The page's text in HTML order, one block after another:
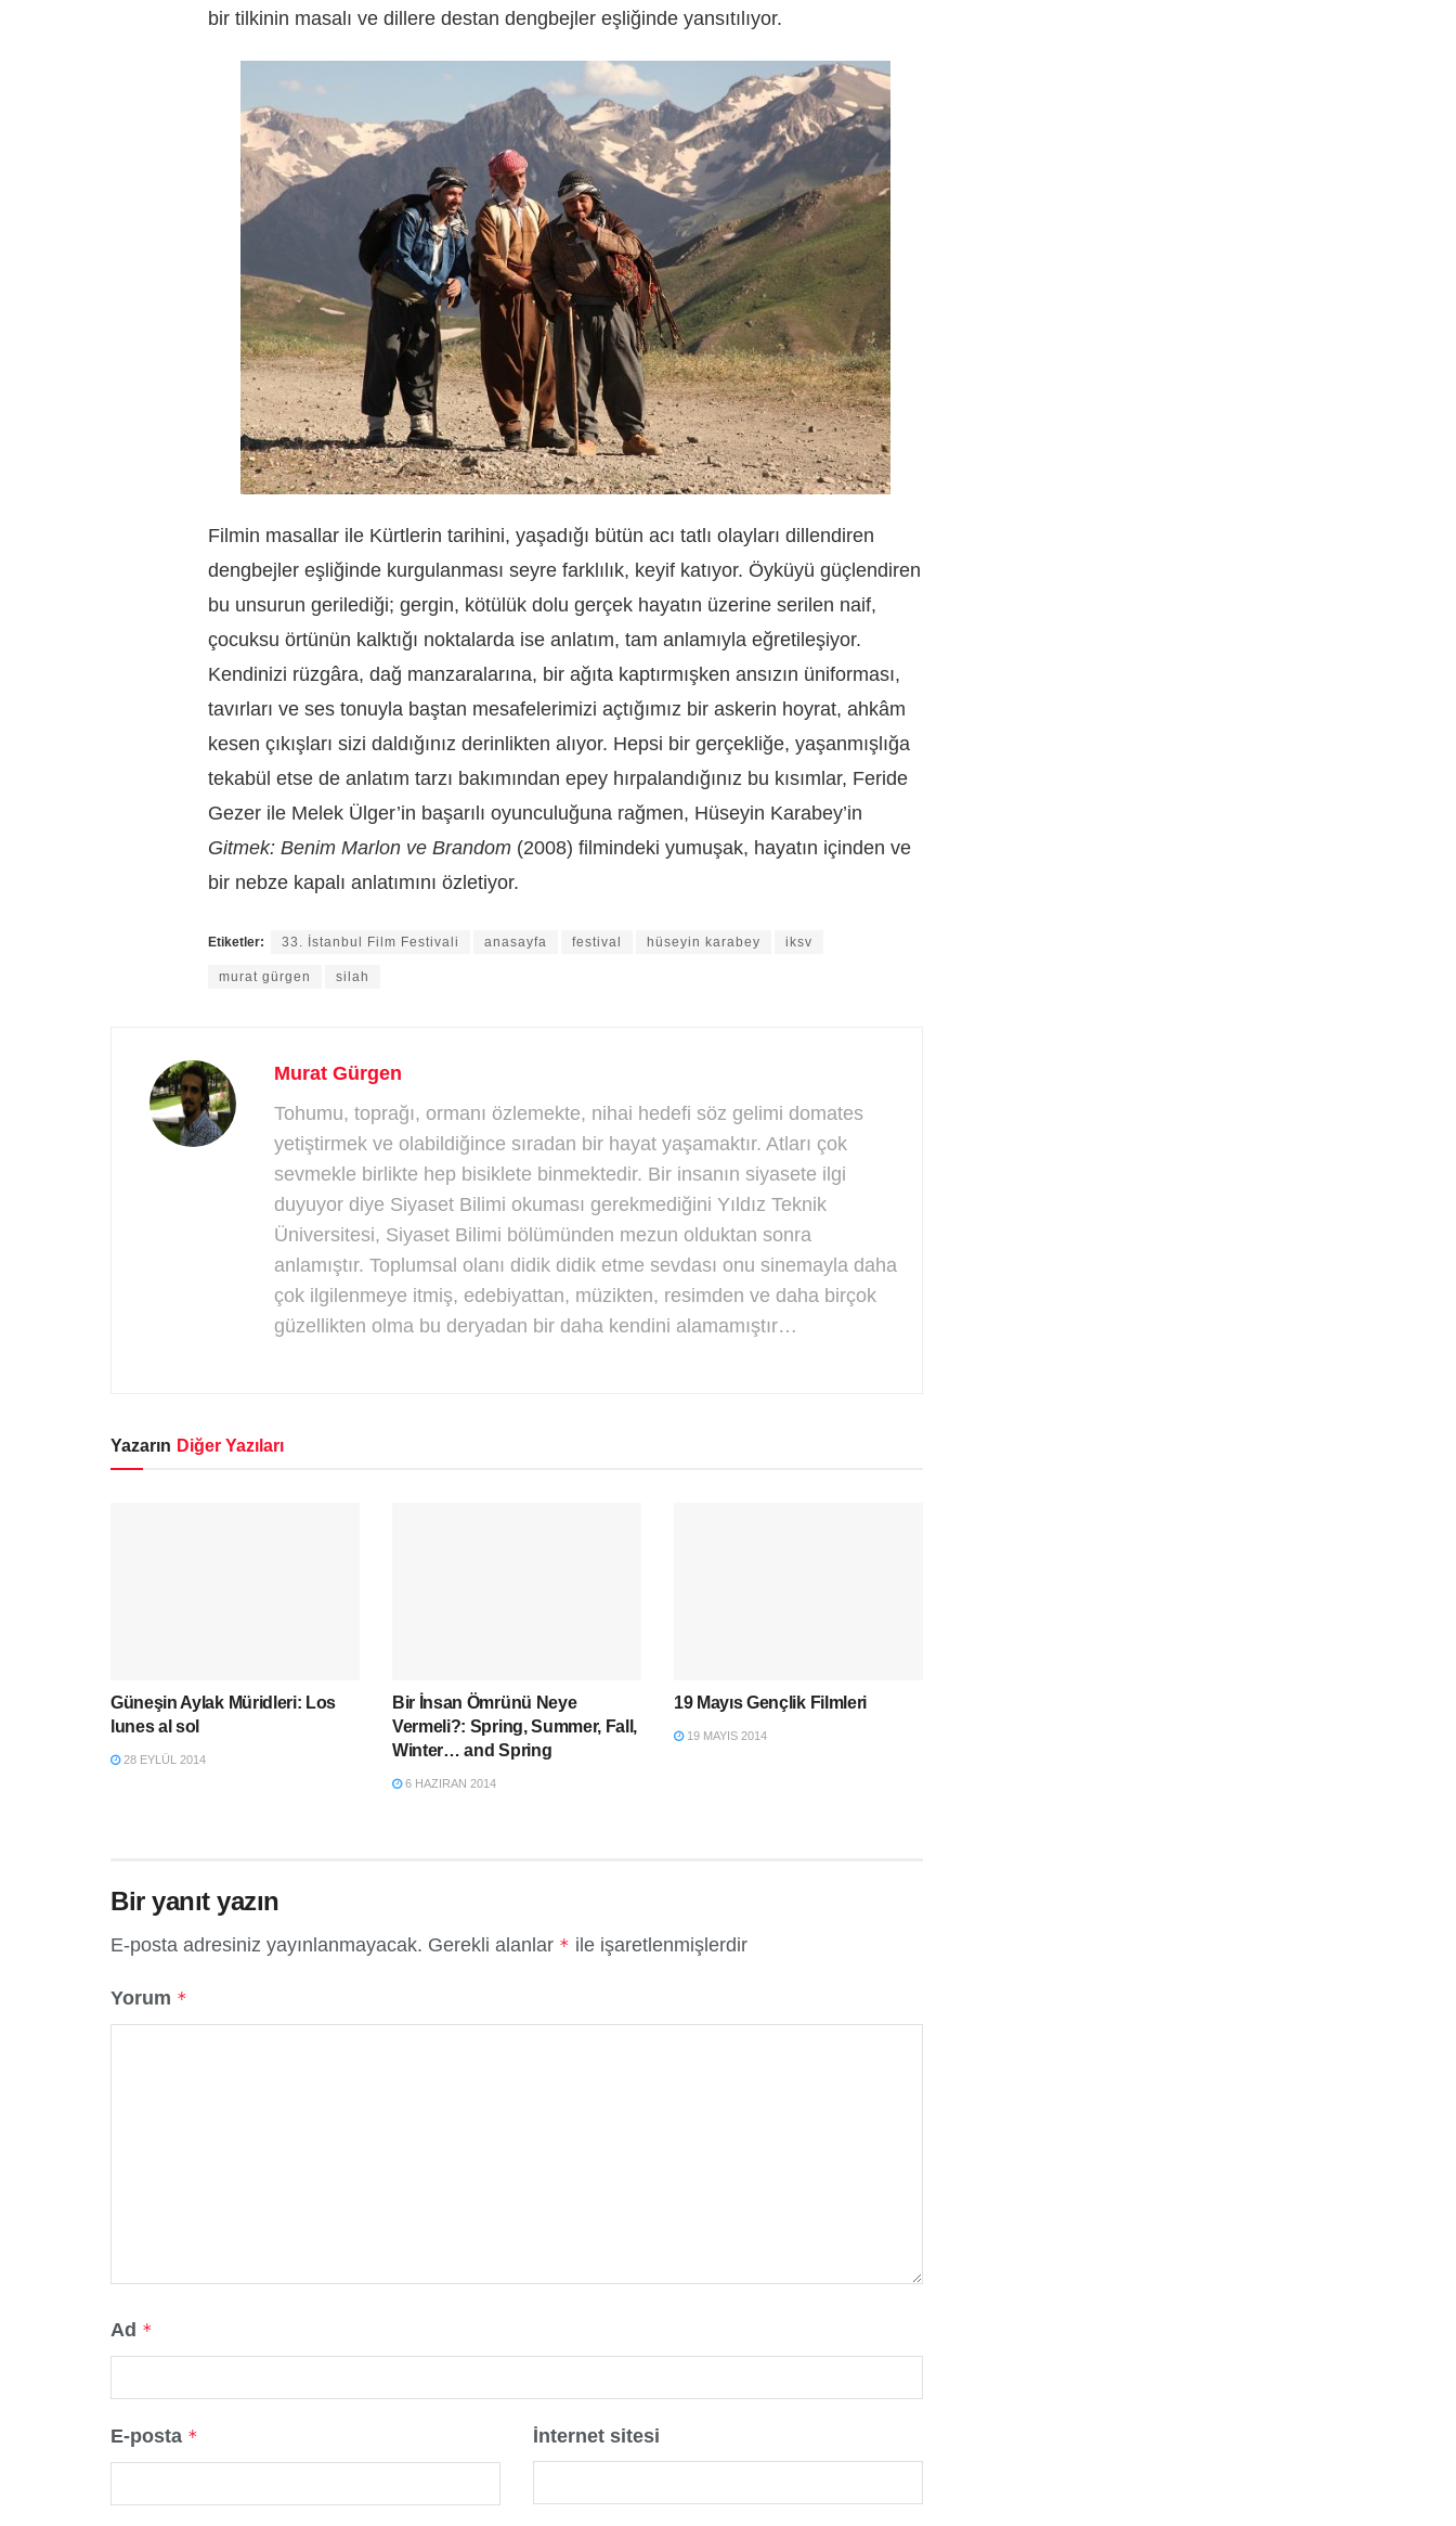
bir tilkinin masalı ve dillere destan dengbejler eşliğinde yansıtılıyor.
Filmin masallar ile Kürtlerin tarihini, yaşadığı bütün acı tatlı olayları dillendiren
dengbejler eşliğinde kurgulanması seyre farklılık, keyif katıyor. Öyküyü güçlendiren
bu unsurun gerilediği; gergin, kötülük dolu gerçek hayatın üzerine serilen naif,
çocuksu örtünün kalktığı noktalarda ise anlatım, tam anlamıyla eğretileşiyor.
Kendinizi rüzgâra, dağ manzaralarına, bir ağıta kaptırmışken ansızın üniforması,
tavırları ve ses tonuyla baştan mesafelerimizi açtığımız bir askerin hoyrat, ahkâm
kesen çıkışları sizi daldığınız derinlikten alıyor. Hepsi bir gerçekliğe, yaşanmışlığa
tekabül etse de anlatım tarzı bakımından epey hırpalandığınız bu kısımlar, Feride
Gezer ile Melek Ülger’in başarılı oyunculuğuna rağmen, Hüseyin Karabey’in
Gitmek: Benim Marlon ve Brandom (2008) filmindeki yumuşak, hayatın içinden ve
bir nebze kapalı anlatımını özletiyor.
Etiketler: 33. İstanbul Film Festivali anasayfa festival hüseyin karabey iksv
murat gürgen silah
Murat Gürgen
Tohumu, toprağı, ormanı özlemekte, nihai hedefi söz gelimi domates
yetiştirmek ve olabildiğince sıradan bir hayat yaşamaktır. Atları çok
sevmekle birlikte hep bisiklete binmektedir. Bir insanın siyasete ilgi
duyuyor diye Siyaset Bilimi okuması gerekmediğini Yıldız Teknik
Üniversitesi, Siyaset Bilimi bölümünden mezun olduktan sonra
anlamıştır. Toplumsal olanı didik didik etme sevdası onu sinemayla daha
çok ilgilenmeye itmiş, edebiyattan, müzikten, resimden ve daha birçok
güzellikten olma bu deryadan bir daha kendini alamamıştır…
Yazarın Diğer Yazıları
Güneşin Aylak Müridleri: Los
lunes al sol
28 EYLÜL 2014
Bir İnsan Ömrünü Neye
Vermeli?: Spring, Summer, Fall,
Winter… and Spring
6 HAZIRAN 2014
19 Mayıs Gençlik Filmleri
19 MAYIS 2014
Bir yanıt yazın
E-posta adresiniz yayınlanmayacak. Gerekli alanlar * ile işaretlenmişlerdir
Yorum *
Ad *
E-posta * İnternet sitesi